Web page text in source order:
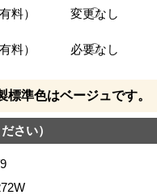
料） 変更なし
料） 必要なし
準色はベージュです。
さい）